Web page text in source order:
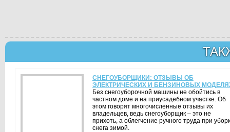
СНЕГОУБОРЩИКИ: ОТЗЫВЫ ОБ
ЭЛЕКТРИЧЕСКИХ И БЕНЗИНОВЫХ
Без снегоуборочной машины не обойтись в
частном доме и на приусадебном участке. Об
этом говорят многочисленные отзывы их
владельцев, ведь снегоуборщик – это не
прихоть, а облегчение ручного труда при
снега зимой.